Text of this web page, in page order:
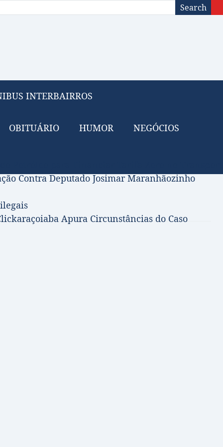
Search
INTERBAIRROS
OBITUÁRIO HUMOR NEGÓCIOS
Contra Deputado Josimar Maranhãozinho
Apura Circunstâncias do Caso